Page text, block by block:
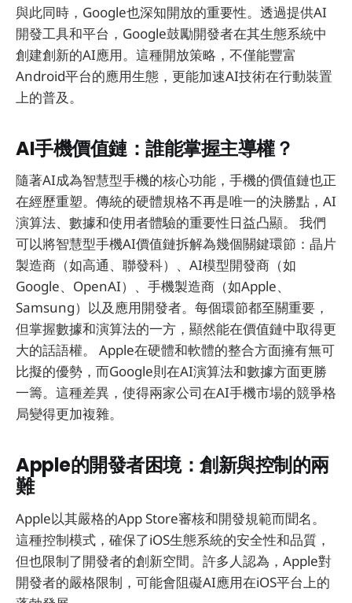
與此同時，Google也深知開放的重要性。透過提供AI
開發工具和平台，Google鼓勵開發者在其生態系統中
創建創新的AI應用。這種開放策略，不僅能豐富
Android平台的應用生態，更能加速AI技術在行動裝置
上的普及。
AI手機價值鏈：誰能掌握主導權？
隨著AI成為智慧型手機的核心功能，手機的價值鏈也正
在經歷重塑。傳統的硬體規格不再是唯一的決勝點，AI
演算法、數據和使用者體驗的重要性日益凸顯。 我們
可以將智慧型手機AI價值鏈拆解為幾個關鍵環節：晶片
製造商（如高通、聯發科）、AI模型開發商（如
Google、OpenAI）、手機製造商（如Apple、
Samsung）以及應用開發者。每個環節都至關重要，
但掌握數據和演算法的一方，顯然能在價值鏈中取得更
大的話語權。 Apple在硬體和軟體的整合方面擁有無可
比擬的優勢，而Google則在AI演算法和數據方面更勝
一籌。這種差異，使得兩家公司在AI手機市場的競爭格
局變得更加複雜。
Apple的開發者困境：創新與控制的兩
難
Apple以其嚴格的App Store審核和開發規範而聞名。
這種控制模式，確保了iOS生態系統的安全性和品質，
但也限制了開發者的創新空間。許多人認為，Apple對
開發者的嚴格限制，可能會阻礙AI應用在iOS平台上的